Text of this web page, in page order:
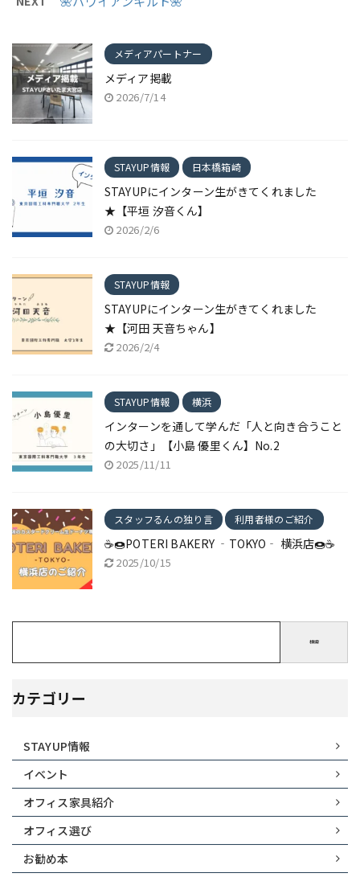
メディアパートナー
メディア掲載
2026/7/14
STAYUP情報 日本橋箱崎
STAYUPにインターン生がきてくれました
★【平垣 汐音くん】
2026/2/6
STAYUP情報
STAYUPにインターン生がきてくれました
★【河田 天音ちゃん】
2026/2/4
STAYUP情報 横浜
インターンを通して学んだ「人と向き合うこと
の大切さ」【小島 優里くん】No.2
2025/11/11
スタッフるんの独り言 利用者様のご紹介
☕🍩POTERI BAKERY ‐TOKYO‐ 横浜店🍩☕
2025/10/15
検索
カテゴリー
STAYUP情報
イベント
オフィス家具紹介
オフィス選び
お勧め本